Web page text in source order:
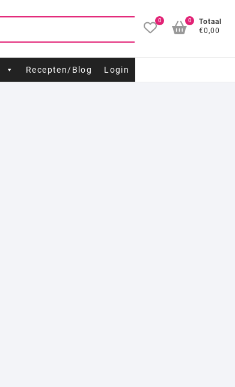
0
Totaal
€0,00
0
Recepten/Blog Login